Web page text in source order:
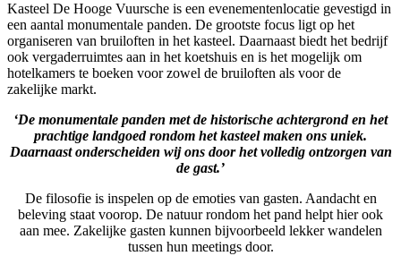
Kasteel De Hooge Vuursche is een evenementenlocatie gevestigd in
een aantal monumentale panden. De grootste focus ligt op het
organiseren van bruiloften in het kasteel. Daarnaast biedt het bedrijf
ook vergaderruimtes aan in het koetshuis en is het mogelijk om
hotelkamers te boeken voor zowel de bruiloften als voor de
zakelijke markt.
‘De monumentale panden met de historische achtergrond en het
prachtige landgoed rondom het kasteel maken ons uniek.
Daarnaast onderscheiden wij ons door het volledig ontzorgen van
de gast.’
De filosofie is inspelen op de emoties van gasten. Aandacht en
beleving staat voorop. De natuur rondom het pand helpt hier ook
aan mee. Zakelijke gasten kunnen bijvoorbeeld lekker wandelen
tussen hun meetings door.